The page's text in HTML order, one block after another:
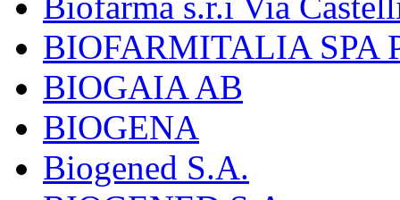
BIOFARMITALIA SPA
BIOGAIA AB
BIOGENA
Biogened S.A.